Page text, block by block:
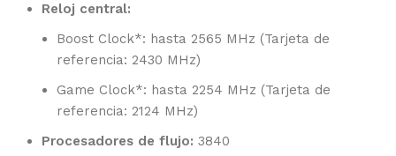
Reloj central:
Boost Clock*: hasta 2565 MHz (Tarjeta de
referencia: 2430 MHz)
Game Clock*: hasta 2254 MHz (Tarjeta de
referencia: 2124 MHz)
Procesadores de flujo: 3840